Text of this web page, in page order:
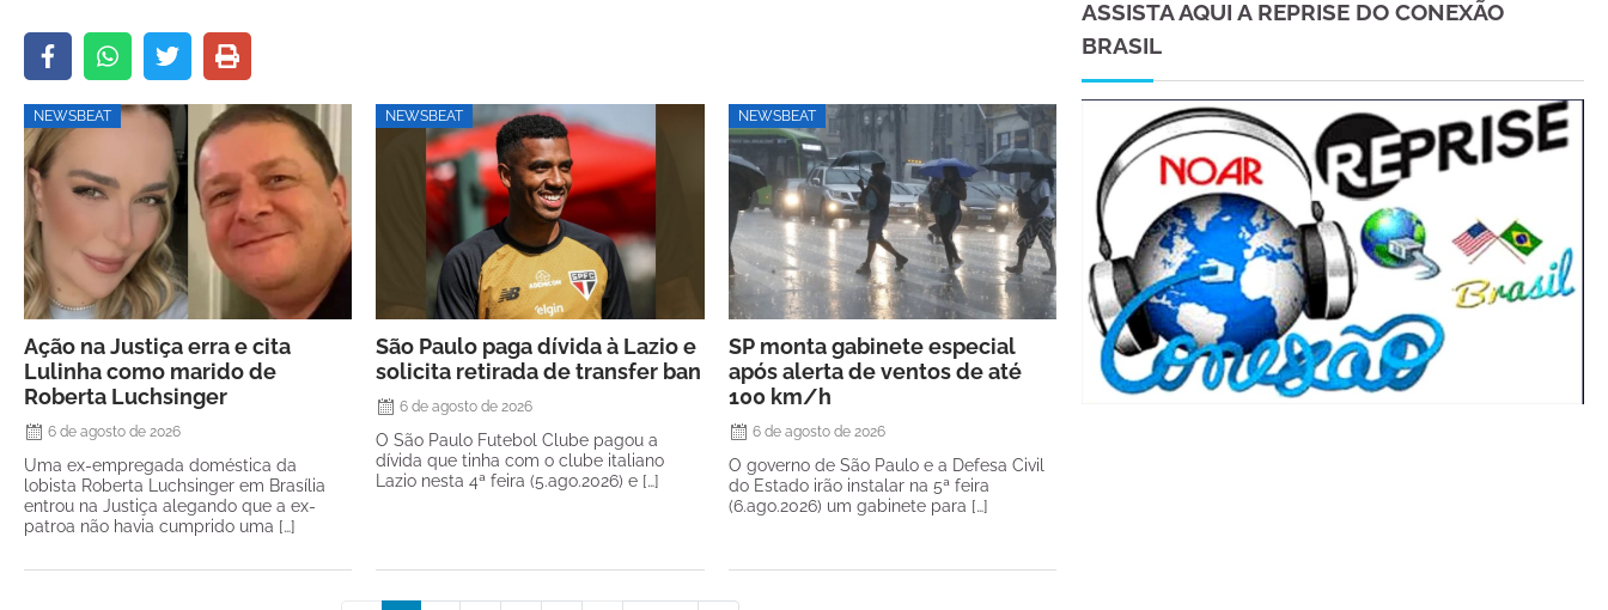
NEWSBEAT
Ação na Justiça erra e cita
Lulinha como marido de
Roberta Luchsinger
6 de agosto de 2026
Uma ex-empregada doméstica da
lobista Roberta Luchsinger em Brasília
entrou na Justiça alegando que a ex-
patroa não havia cumprido uma […]
NEWSBEAT
São Paulo paga dívida à Lazio e
solicita retirada de transfer ban
6 de agosto de 2026
O São Paulo Futebol Clube pagou a
dívida que tinha com o clube italiano
Lazio nesta 4ª feira (5.ago.2026) e […]
NEWSBEAT
SP monta gabinete especial
após alerta de ventos de até
100 km/h
6 de agosto de 2026
O governo de São Paulo e a Defesa Civil
do Estado irão instalar na 5ª feira
(6.ago.2026) um gabinete para […]
ASSISTA AQUI A REPRISE DO CONEXÃO
BRASIL